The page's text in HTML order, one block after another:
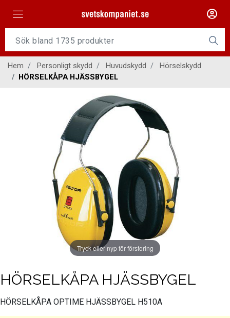
Slangpaket
Gasutrustning
Hem Personligt skydd Huvudskydd
Hörselskydd
HÖRSELKÅPA HJÄSSBYGEL
Tryck eller nyp för förstoring
HÖRSELKÅPA HJÄSSBYGEL
HÖRSELKÅPA OPTIME HJÄSSBYGEL H510A